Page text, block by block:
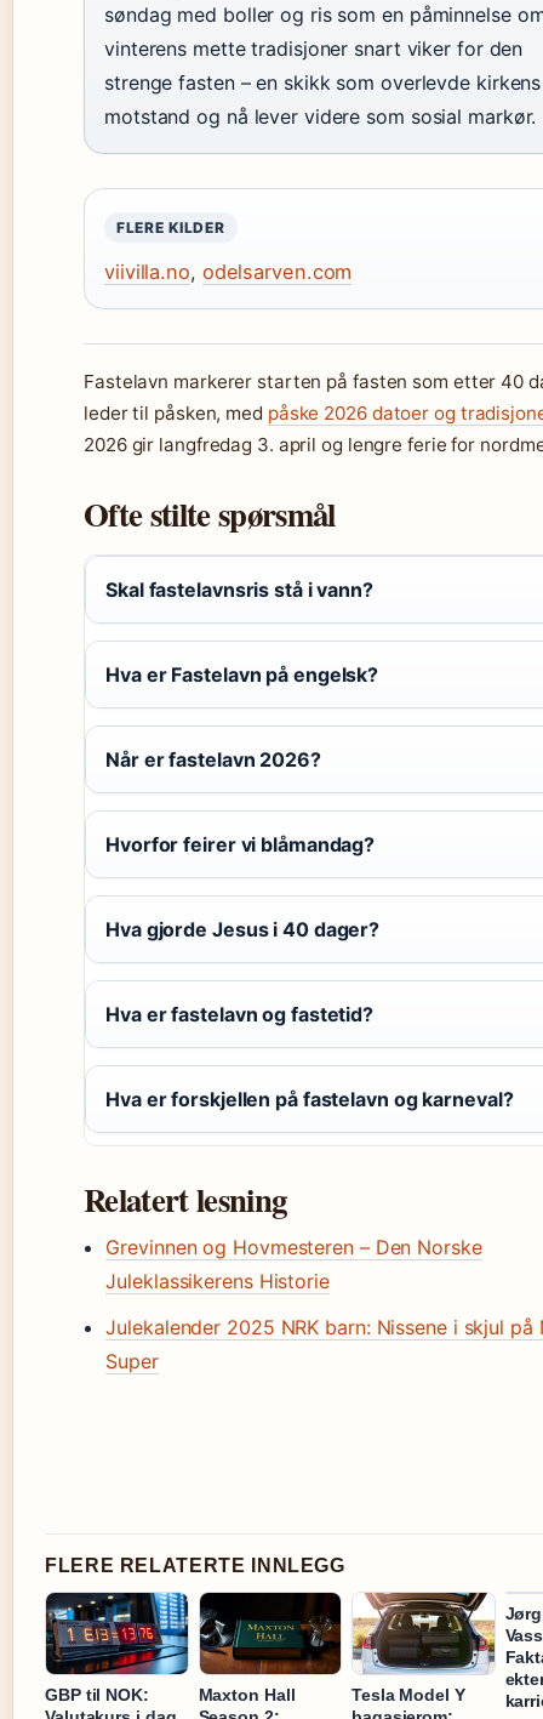
søndag med boller og ris som en påminnelse
vinterens mette tradisjoner snart viker for den
strenge fasten – en skikk som overlevde kirkens
motstand og nå lever videre som sosial markør.
FLERE KILDER
viivilla.no, odelsarven.com
Fastelavn markerer starten på fasten som etter 40
leder til påsken, med påske 2026 datoer og
2026 gir langfredag 3. april og lengre ferie for
Ofte stilte spørsmål
Skal fastelavnsris stå i vann?
Hva er Fastelavn på engelsk?
Når er fastelavn 2026?
Hvorfor feirer vi blåmandag?
Hva gjorde Jesus i 40 dager?
Hva er fastelavn og fastetid?
Hva er forskjellen på fastelavn og karneval?
Relatert lesning
Grevinnen og Hovmesteren – Den Norske
Juleklassikerens Historie
Julekalender 2025 NRK barn: Nissene i skjul på
Super
FLERE RELATERTE INNLEGG
GBP til NOK:
Maxton Hall
Tesla Model Y